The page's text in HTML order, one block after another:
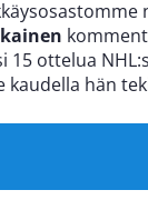
15 ottelua
kaudella hän